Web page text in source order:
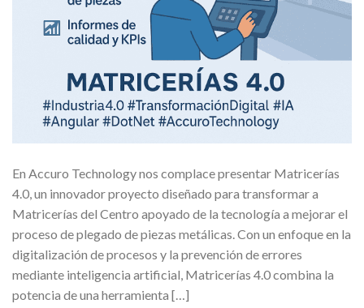
En Accuro Technology nos complace presentar Matricerías
4.0, un innovador proyecto diseñado para transformar a
Matricerías del Centro apoyado de la tecnología a mejorar el
proceso de plegado de piezas metálicas. Con un enfoque en la
digitalización de procesos y la prevención de errores
mediante inteligencia artificial, Matricerías 4.0 combina la
potencia de una herramienta […]